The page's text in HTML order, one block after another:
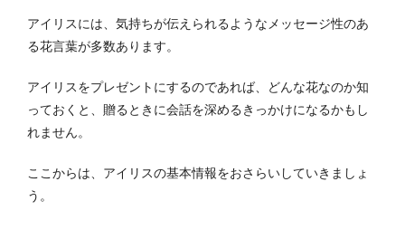
アイリスには、気持ちが伝えられるようなメッセージ性のあ
る花言葉が多数あります。
アイリスをプレゼントにするのであれば、どんな花なのか知
っておくと、贈るときに会話を深めるきっかけになるかもし
れません。
ここからは、アイリスの基本情報をおさらいしていきましょ
う。